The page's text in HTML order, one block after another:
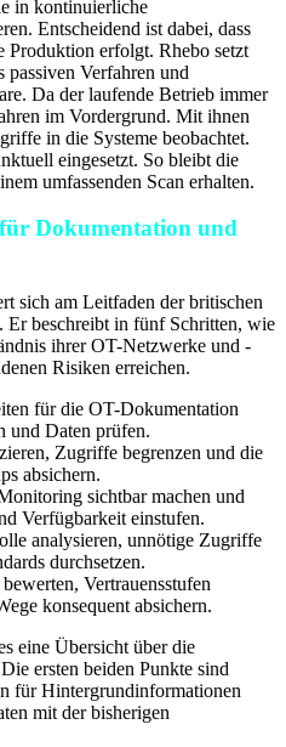
in kontinuierliche
Entscheidend ist dabei, dass
erfolgt. Rhebo setzt
Verfahren und
Da der laufende Betrieb immer
im Vordergrund. Mit ihnen
in die Systeme beobachtet.
eingesetzt. So bleibt die
umfassenden Scan erhalten.
Dokumentation und
sich am Leitfaden der britischen
Er beschreibt in fünf Schritten, wie
ihrer OT-Netzwerke und -
Risiken erreichen.
für die OT-Dokumentation
und Daten prüfen.
Zugriffe begrenzen und die
absichern.
sichtbar machen und
Verfügbarkeit einstufen.
analysieren, unnötige Zugriffe
durchsetzen.
Vertrauensstufen
konsequent absichern.
eine Übersicht über die
ersten beiden Punkte sind
für Hintergrundinformationen
mit der bisherigen